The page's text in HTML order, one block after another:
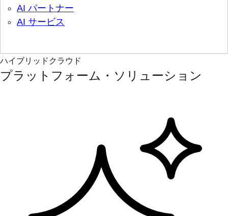
AI パートナー
AI サービス
ハイブリッドクラウド
プラットフォーム・ソリューション